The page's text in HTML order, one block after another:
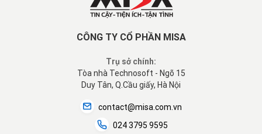
CÔNG TY CỔ PHẦN MISA
Trụ sở chính:
Tòa nhà Technosoft - Ngõ 15
Duy Tân, Q.Cầu giấy, Hà Nội
contact@misa.com.vn
024 3795 9595